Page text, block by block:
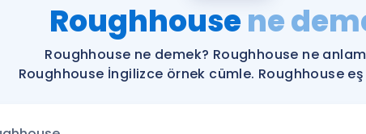
YDS ve
YDS ve
Tüm
Roughhousene
Roughhouse ne demek? Roughhouse ne
Roughhouse İngilizce örnek cümle. Roughhouse eş